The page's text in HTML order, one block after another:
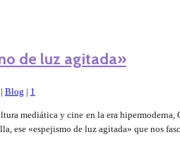
de luz agitada»
| Blog | 1
mediática y cine en la era
ese «espejismo de luz agitada» que nos